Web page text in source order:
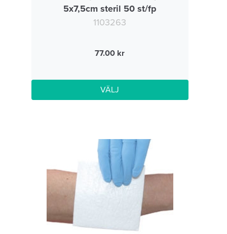
5x7,5cm steril 50 st/fp
1103263
77.00
VÄLJ